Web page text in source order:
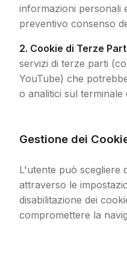
informazioni personali
preventivo consenso
2. Cookie di Terze
servizi di terze parti
YouTube) che
o analitici sul terminale
Gestione dei
L'utente può scegliere
attraverso le
disabilitazione dei
compromettere la